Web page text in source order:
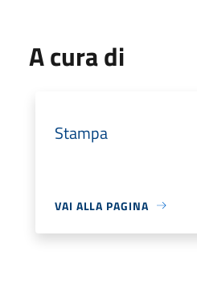
A cura di
Stampa
VAI ALLA PAGINA